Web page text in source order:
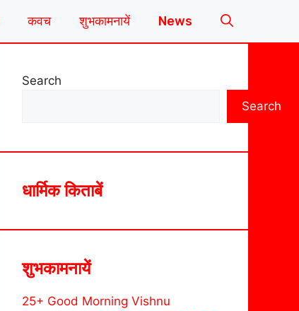
कवच शुभकामनायें News
Search
Search
धार्मिक किताबें
शुभकामनायें
25+ Good Morning Vishnu